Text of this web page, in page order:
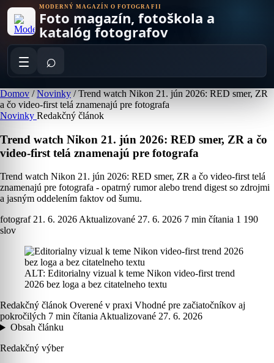
content
MODERNÝ MAGAZÍN O FOTOGRAFII
Foto magazín, fotoškola a
katalóg fotografov
⌕
Domov / Novinky / Trend watch Nikon 21. jún 2026: RED smer, ZR
a čo video-first telá znamenajú pre fotografa
Novinky Redakčný článok
Trend watch Nikon 21. jún 2026: RED smer, ZR a čo
video-first telá znamenajú pre fotografa
Trend watch Nikon 21. jún 2026: RED smer, ZR a čo video-first telá
znamenajú pre fotografa - opatrný rumor alebo trend digest so zdrojmi
a jasným oddelením faktov od šumu.
fotograf 21. 6. 2026Aktualizované 27. 6. 2026 7 min čítania 1 190
slov
ALT: Editorialny vizual k teme Nikon video-first trend
2026 bez loga a bez citatelneho textu
Redakčný článok Overené v praxi Vhodné pre začiatočníkov aj
pokročilých 7 min čítaniaAktualizované 27. 6. 2026
Obsah článku
Redakčný výber